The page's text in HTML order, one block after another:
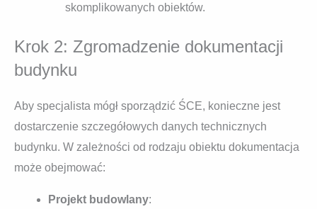
skomplikowanych obiektów.
Krok 2: Zgromadzenie dokumentacji
budynku
Aby specjalista mógł sporządzić ŚCE, konieczne jest
dostarczenie szczegółowych danych technicznych
budynku. W zależności od rodzaju obiektu dokumentacja
może obejmować:
Projekt budowlany: